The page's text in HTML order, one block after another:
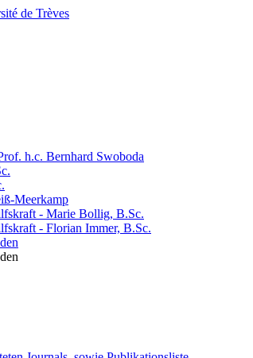
h.c. Bernhard Swoboda
Meerkamp
- Marie Bollig, B.Sc.
- Florian Immer, B.Sc.